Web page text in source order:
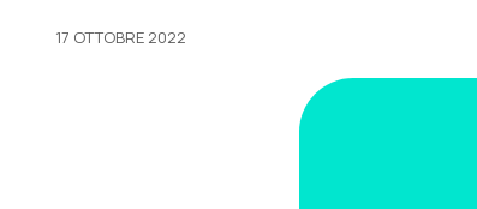
17 OTTOBRE 2022